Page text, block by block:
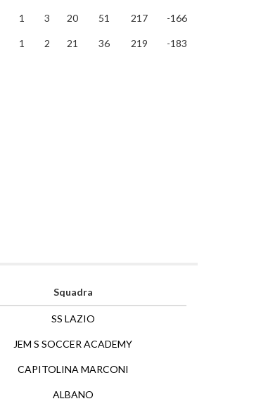
1 3 20 51 217 -166
1 2 21 36 219 -183
Squadra
SS LAZIO
JEM S SOCCER ACADEMY
CAPITOLINA MARCONI
ALBANO